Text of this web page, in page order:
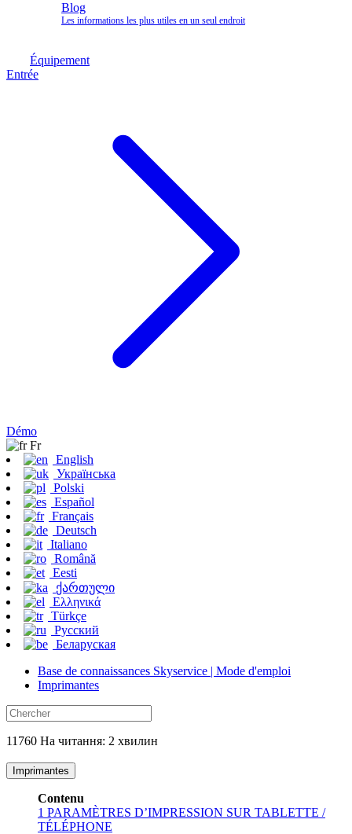
Blog
Les informations les plus utiles en un seul endroit
Équipement
Entrée
Démo
Fr
English
Українська
Polski
Español
Français
Deutsch
Italiano
Română
Eesti
ქართული
Ελληνικά
Türkçe
Русский
Беларуская
Base de connaissances Skyservice | Mode d'emploi
Imprimantes
11760 На читання: 2 хвилин
Imprimantes
Contenu
1 PARAMÈTRES D’IMPRESSION SUR TABLETTE /
TÉLÉPHONE